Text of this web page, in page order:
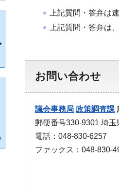
上記質問・答弁は
上記質問・答弁は
お問い合わせ
議会事務局 政策調査課
郵便番号330-9301 埼
電話：048-830-6257
ファックス：048-830-